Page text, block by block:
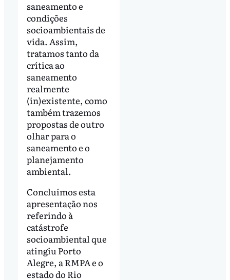
saneamento e
condições
socioambientais de
vida. Assim,
tratamos tanto da
crítica ao
saneamento
realmente
(in)existente, como
também trazemos
propostas de outro
olhar para o
saneamento e o
planejamento
ambiental.
Concluímos esta
apresentação nos
referindo à
catástrofe
socioambiental que
atingiu Porto
Alegre, a RMPA e o
estado do Rio